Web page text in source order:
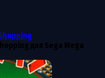
для Sega Mega